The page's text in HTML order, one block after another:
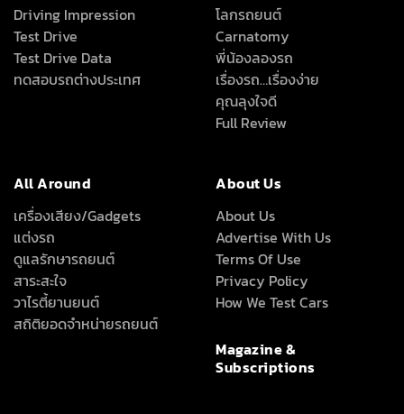
Driving Impression
Test Drive
Test Drive Data
ทดสอบรถต่างประเทศ
โลกรถยนต์
Carnatomy
พี่น้องลองรถ
เรื่องรถ…เรื่องง่าย
คุณลุงใจดี
Full Review
All Around
เครื่องเสียง/Gadgets
แต่งรถ
ดูแลรักษารถยนต์
สาระสะใจ
วาไรตี้ยานยนต์
สถิติยอดจำหน่ายรถยนต์
About Us
About Us
Advertise With Us
Terms Of Use
Privacy Policy
How We Test Cars
Magazine &
Subscriptions